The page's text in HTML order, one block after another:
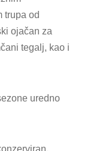
trupa od
ojačan za
tegalj, kao i
uredno